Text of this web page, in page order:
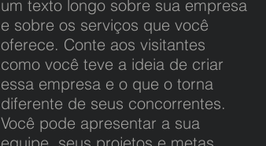
um texto longo sobre sua empresa
e sobre os serviços que você
oferece. Conte aos visitantes
como você teve a ideia de criar
essa empresa e o que o torna
diferente de seus concorrentes.
Você pode apresentar a sua